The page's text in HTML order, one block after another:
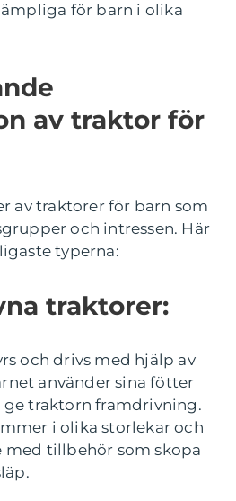
för barn i olika
av traktor för
av traktorer för barn som
och intressen. Här
typerna:
traktorer:
och drivs med hjälp av
använder sina fötter
traktorn framdrivning.
i olika storlekar och
med tillbehör som skopa